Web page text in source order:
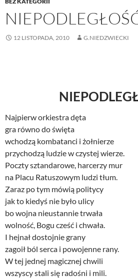
12 LISTOPADA, 2010 G.NIEDZWIECKI
Najpierw orkiestra dęta
gra równo do święta
wchodzą kombatanci i żołnierze
przychodzą ludzie w czystej wierze.
Poczty sztandarowe, harcerzy mur
na Placu Ratuszowym ludzi tłum.
Zaraz po tym mówią politycy
jak to kiedyś nie było ulicy
bo wojna nieustannie trwała
wolność, Bogu cześć i chwała.
I hejnał dostojnie grany
zagoił ból serca i powojenne rany.
W tej jednej magicznej chwili
wszyscy stali się radośni i mili.